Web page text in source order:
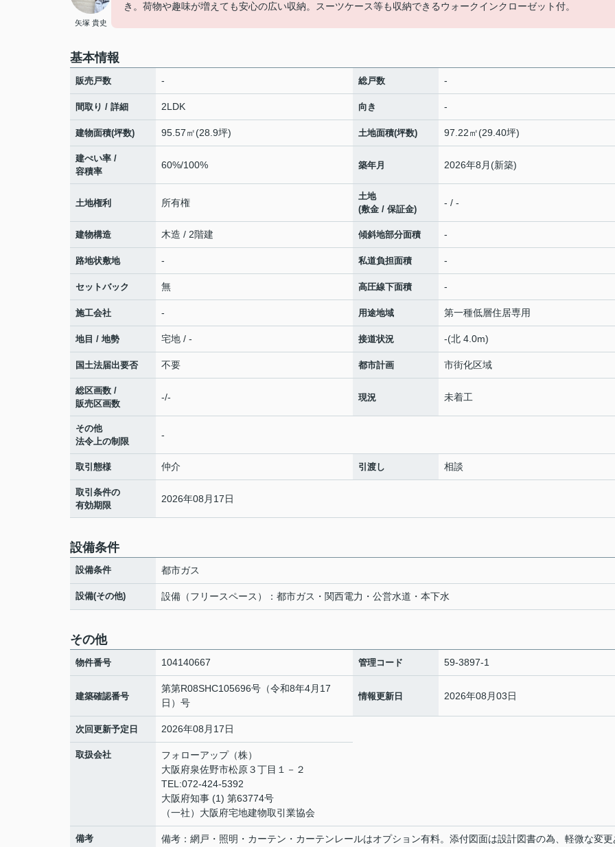
矢塚 貴史
き。荷物や趣味が増えても安心の広い収納。スーツケース等も収納できるウォークインクローゼット付。
基本情報
販売戸数 - 総戸数 -
間取り / 詳細 2LDK 向き -
建物面積(坪数) 95.57㎡(28.9坪) 土地面積(坪数) 97.22㎡(29.40坪)
建ぺい率 /
容積率
60%/100% 築年月 2026年8月(新築)
土地権利 所有権
土地
(敷金 / 保証金)
- / -
建物構造 木造 / 2階建 傾斜地部分面積 -
路地状敷地 - 私道負担面積 -
セットバック 無 高圧線下面積 -
施工会社 - 用途地域 第一種低層住居専用
地目 / 地勢 宅地 / - 接道状況 -(北 4.0m)
国土法届出要否 不要 都市計画 市街化区域
総区画数 /
販売区画数
-/- 現況 未着工
その他
法令上の制限
-
取引態様 仲介 引渡し 相談
取引条件の
有効期限
2026年08月17日
設備条件
設備条件 都市ガス
設備(その他) 設備（フリースペース）：都市ガス・関西電力・公営水道・本下水
その他
物件番号 104140667 管理コード 59-3897-1
建築確認番号
第第R08SHC105696号（令和8年4月17
日）号
情報更新日 2026年08月03日
次回更新予定日 2026年08月17日
取扱会社
フォローアップ（株）
大阪府泉佐野市松原３丁目１－２
TEL:072-424-5392
大阪府知事 (1) 第63774号
（一社）大阪府宅地建物取引業協会
備考
備考：網戸・照明・カーテン・カーテンレールはオプション有料。添付図面は設計図書の為、軽微な変更